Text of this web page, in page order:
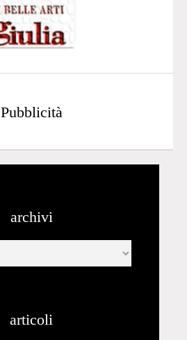
Pubblicità
archivi
articoli